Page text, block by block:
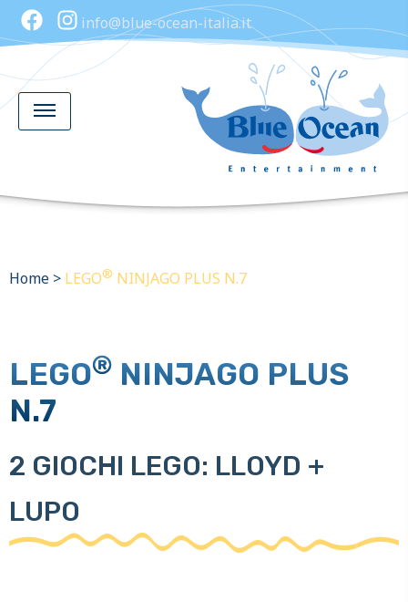
info@blue-ocean-italia.it
Home > LEGO® NINJAGO PLUS N.7
LEGO® NINJAGO PLUS
N.7
2 GIOCHI LEGO: LLOYD +
LUPO